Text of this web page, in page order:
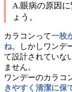
A.眼病の原因
ょう。
カラコンって一枚
ね。しかしワンデ
て設計されていな
ません。
ワンデーのカラコ
きやすく清潔に保